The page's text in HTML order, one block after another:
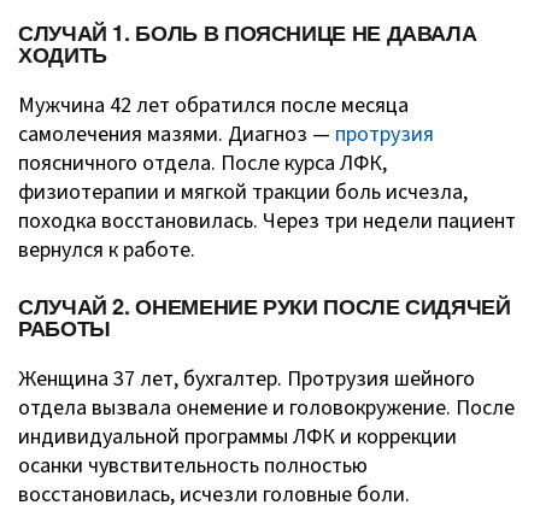
СЛУЧАЙ 1. БОЛЬ В ПОЯСНИЦЕ НЕ ДАВАЛА
ХОДИТЬ
Мужчина 42 лет обратился после месяца
самолечения мазями. Диагноз — протрузия
поясничного отдела. После курса ЛФК,
физиотерапии и мягкой тракции боль исчезла,
походка восстановилась. Через три недели пациент
вернулся к работе.
СЛУЧАЙ 2. ОНЕМЕНИЕ РУКИ ПОСЛЕ СИДЯЧЕЙ
РАБОТЫ
Женщина 37 лет, бухгалтер. Протрузия шейного
отдела вызвала онемение и головокружение. После
индивидуальной программы ЛФК и коррекции
осанки чувствительность полностью
восстановилась, исчезли головные боли.